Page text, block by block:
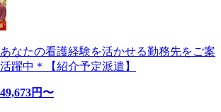
なたの看護経験を活かせる勤務先をご案
躍中＊【紹介予定派遣】
円〜